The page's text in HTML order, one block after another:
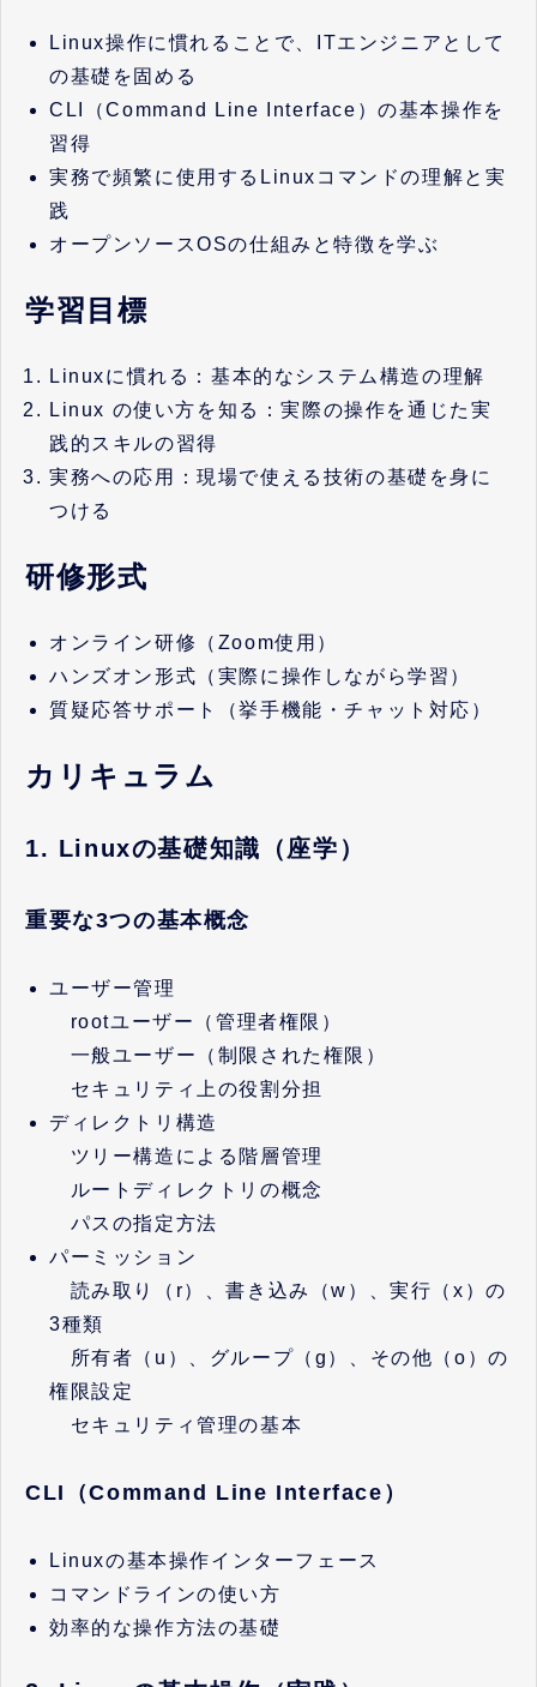
Linux操作に慣れることで、ITエンジニアとして
の基礎を固める
CLI（Command Line Interface）の基本操作を
習得
実務で頻繁に使用するLinuxコマンドの理解と実
践
オープンソースOSの仕組みと特徴を学ぶ
学習目標
Linuxに慣れる：基本的なシステム構造の理解
Linux の使い方を知る：実際の操作を通じた実
践的スキルの習得
実務への応用：現場で使える技術の基礎を身に
つける
研修形式
オンライン研修（Zoom使用）
ハンズオン形式（実際に操作しながら学習）
質疑応答サポート（挙手機能・チャット対応）
カリキュラム
1. Linuxの基礎知識（座学）
重要な3つの基本概念
ユーザー管理
rootユーザー（管理者権限）
一般ユーザー（制限された権限）
セキュリティ上の役割分担
ディレクトリ構造
ツリー構造による階層管理
ルートディレクトリの概念
パスの指定方法
パーミッション
読み取り（r）、書き込み（w）、実行（x）の
3種類
所有者（u）、グループ（g）、その他（o）の
権限設定
セキュリティ管理の基本
CLI（Command Line Interface）
Linuxの基本操作インターフェース
コマンドラインの使い方
効率的な操作方法の基礎